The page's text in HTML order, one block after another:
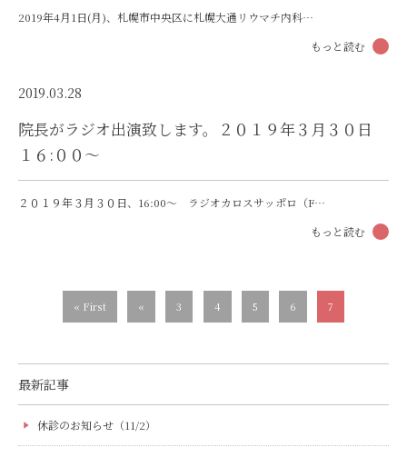
2019年4月1日(月)、札幌市中央区に札幌大通リウマチ内科…
もっと読む
2019.03.28
院長がラジオ出演致します。２０１９年３月３０日
１６:００〜
２０１９年３月３０日、16:00〜 ラジオカロスサッポロ（F…
もっと読む
« First « 3 4 5 6 7
最新記事
休診のお知らせ（11/2）